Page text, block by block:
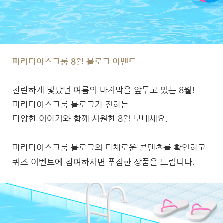
파라다이스그룹 8월 블로그 이벤트
찬란하게 빛났던 여름의 마지막을 앞두고 있는 8월!
파라다이스그룹 블로그가 전하는
다양한 이야기와 함께 시원한 8월 보내세요.
파라다이스그룹 블로그의 다채로운 콘텐츠를 확인하고
퀴즈 이벤트에 참여하시면 푸짐한 상품을 드립니다.